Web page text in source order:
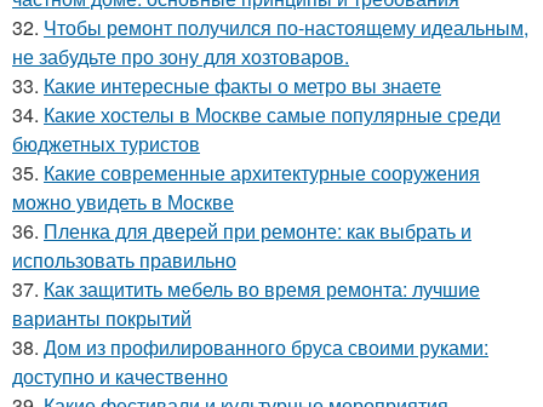
32. Чтобы ремонт получился по-настоящему идеальным,
не забудьте про зону для хозтоваров.
33. Какие интересные факты о метро вы знаете
34. Какие хостелы в Москве самые популярные среди
бюджетных туристов
35. Какие современные архитектурные сооружения
можно увидеть в Москве
36. Пленка для дверей при ремонте: как выбрать и
использовать правильно
37. Как защитить мебель во время ремонта: лучшие
варианты покрытий
38. Дом из профилированного бруса своими руками:
доступно и качественно